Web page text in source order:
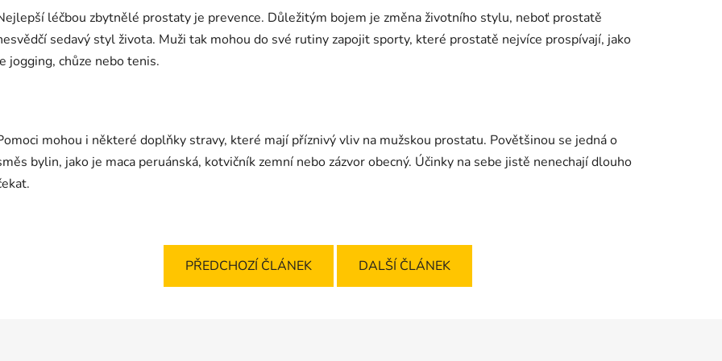
léčbou zbytnělé prostaty je prevence. Důležitým bojem je změna životního stylu, neboť prostatě
sedavý styl života. Muži tak mohou do své rutiny zapojit sporty, které prostatě nejvíce prospívají, jako
jogging, chůze nebo tenis.
mohou i některé doplňky stravy, které mají příznivý vliv na mužskou prostatu. Povětšinou se jedná o
bylin, jako je maca peruánská, kotvičník zemní nebo zázvor obecný. Účinky na sebe jistě nenechají dlouho
PŘEDCHOZÍ ČLÁNEK DALŠÍ ČLÁNEK